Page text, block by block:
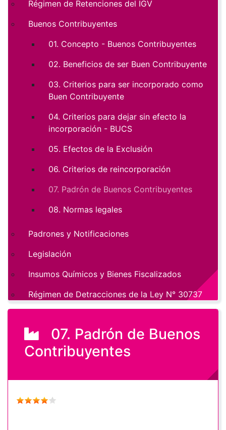
07. Padrón de Buenos
Contribuyentes
Régimen de Retenciones del IGV
Buenos Contribuyentes
01. Concepto - Buenos Contribuyentes
02. Beneficios de ser Buen Contribuyente
03. Criterios para ser incorporado como
Buen Contribuyente
04. Criterios para dejar sin efecto la
incorporación - BUCS
05. Efectos de la Exclusión
06. Criterios de reincorporación
07. Padrón de Buenos Contribuyentes
08. Normas legales
Padrones y Notificaciones
Legislación
Insumos Químicos y Bienes Fiscalizados
Régimen de Detracciones de la Ley N° 30737